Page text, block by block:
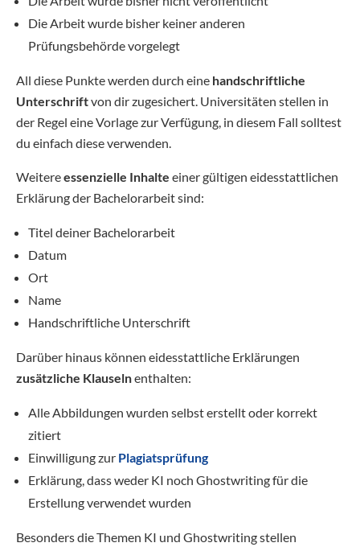
Die Arbeit wurde bisher keiner anderen
Prüfungsbehörde vorgelegt
All diese Punkte werden durch eine handschriftliche
Unterschriftvon dir zugesichert. Universitäten stellen in
der Regel eine Vorlage zur Verfügung, in diesem Fall solltest
du einfach diese verwenden.
Weitereessenzielle Inhalte einer gültigen eidesstattlichen
Erklärung der Bachelorarbeit sind:
Titel deiner Bachelorarbeit
Datum
Ort
Name
Handschriftliche Unterschrift
Darüber hinaus können eidesstattliche Erklärungen
zusätzliche Klauselnenthalten:
Alle Abbildungen wurden selbst erstellt oder korrekt
zitiert
Einwilligung zur Plagiatsprüfung
Erklärung, dass weder KI noch Ghostwriting für die
Erstellung verwendet wurden
Besonders die Themen KI und Ghostwriting stellen